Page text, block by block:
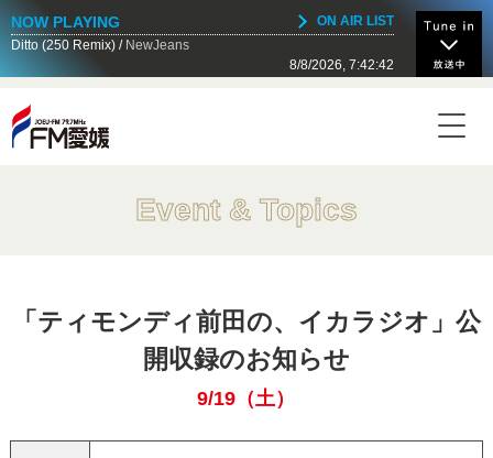
Event & Topics
「ティモンディ前田の、イカラジオ」公
開収録のお知らせ
9/19（土）
16:00 - 16:55
リリー・フランキー「スナック ラジオ」
17:00 - 17:55
川島明 そもそもの話
17:55 - 18:00
NOW PLAYING
ON AIR LIST
Ditto (250 Remix)
NewJeans
8/8/2026, 7:42:42